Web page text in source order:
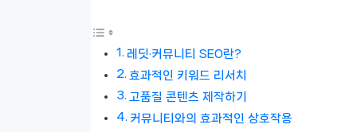
레딧·커뮤니티 SEO란?
효과적인 키워드 리서치
고품질 콘텐츠 제작하기
커뮤니티와의 효과적인 상호작용